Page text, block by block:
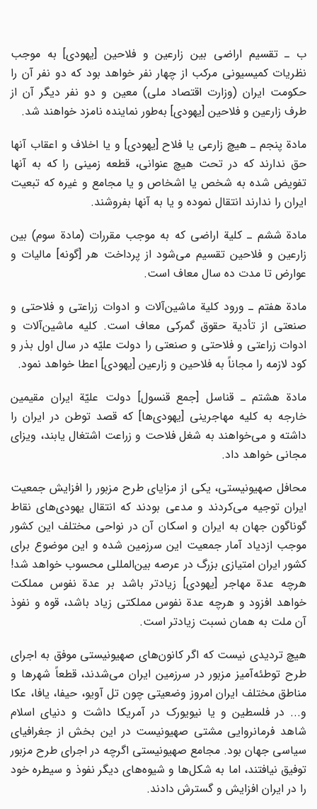
ب ـ تقسیم اراضی بین زارعین و فلاحین [یهودی] به موجب
نظریات کمیسیونی مرکب از چهار نفر خواهد بود که دو نفر آن را
حکومت ایران (وزارت اقتصاد ملی) معین و دو نفر دیگر آن از
طرف زارعین و فلاحین [یهودی] به‌طور نماینده نامزد خواهند شد.
مادة پنجم ـ هیچ زارعی یا فلاح [یهودی] و یا اخلاف و اعقاب آنها
حق ندارند که در تحت هیچ عنوانی، قطعه زمینی را که به آنها
تفویض شده به شخص یا اشخاص و یا مجامع و غیره که تبعیت
ایران را ندارند انتقال نموده و یا به آنها بفروشند.
مادة ششم ـ کلیة اراضی که به موجب مقررات (مادة سوم) بین
زارعین و فلاحین تقسیم می‌شود از پرداخت هر [گونه] مالیات و
عوارض تا مدت ده سال معاف است.
مادة هفتم ـ ورود کلیة ماشین‌آلات و ادوات زراعتی و فلاحتی و
صنعتی از تأدیة حقوق گمرکی معاف است. کلیه ماشین‌آلات و
ادوات زراعتی و فلاحتی و صنعتی را دولت علیّه در سال اول بذر و
کود لازمه را مجاناً به فلاحین و زارعین [یهودی] اعطا خواهد نمود.
مادة هشتم ـ قناسل [جمع قنسول] دولت علیّة ایران مقیمین
خارجه به کلیه مهاجرینی [یهودی‌ها] که قصد توطن در ایران را
داشته و می‌خواهند به شغل فلاحت و زراعت اشتغال یابند، ویزای
مجانی خواهد داد.
محافل صهیونیستی، یکی از مزایای طرح مزبور را افزایش جمعیت
ایران توجیه می‌کردند و مدعی بودند که انتقال یهودی‌های نقاط
گوناگون جهان به ایران و اسکان آن در نواحی مختلف این کشور
موجب ازدیاد آمار جمعیت این سرزمین شده و این موضوع برای
کشور ایران امتیازی بزرگ در عرصه بین‌المللی محسوب خواهد شد!
هرچه عدة مهاجر [یهودی] زیادتر باشد بر عدة نفوس مملکت
خواهد افزود و هرچه عدة نفوس مملکتی زیاد باشد، قوه و نفوذ
آن ملت به همان نسبت زیادتر است.
هیچ تردیدی نیست که اگر کانون‌های صهیونیستی موفق به اجرای
طرح توطئه‌آمیز مزبور در سرزمین ایران می‌شدند، قطعاً شهرها و
مناطق مختلف ایران امروز وضعیتی چون تل آویو، حیفا، یافا، عکا
و... در فلسطین و یا نیویورک در آمریکا داشت و دنیای اسلام
شاهد فرمانروایی مشتی صهیونیست در این بخش از جغرافیای
سیاسی جهان بود. مجامع صهیونیستی اگرچه در اجرای طرح مزبور
توفیق نیافتند، اما به شکل‌ها و شیوه‌های دیگر نفوذ و سیطره خود
را در ایران افزایش و گسترش دادند.